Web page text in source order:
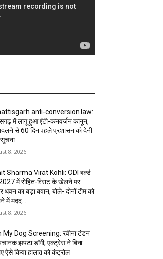
anti-conversion law:
में लागू हुआ एंटी-कनवर्जन कानून,
से 60 दिन पहले प्रशासन को देनी
सूचना
8, 2026
Sharma Virat Kohli: ODI वर्ल्ड
में रोहित-विराट के खेलने पर
धवन का बड़ा बयान, बोले- दोनों टीम को
में मदद...
8, 2026
My Dog Screening: रवीना टंडन
झपटा डॉगी, एक्ट्रेस ने बिना
ऐसे किया हालात को कंट्रोल